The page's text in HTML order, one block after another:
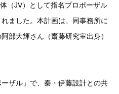
（JV）として指名プロポーザル
ました。本計画は、同事務所に
部大輝さん（齋藤研究室出身）
ザル」で、秦・伊藤設計との共